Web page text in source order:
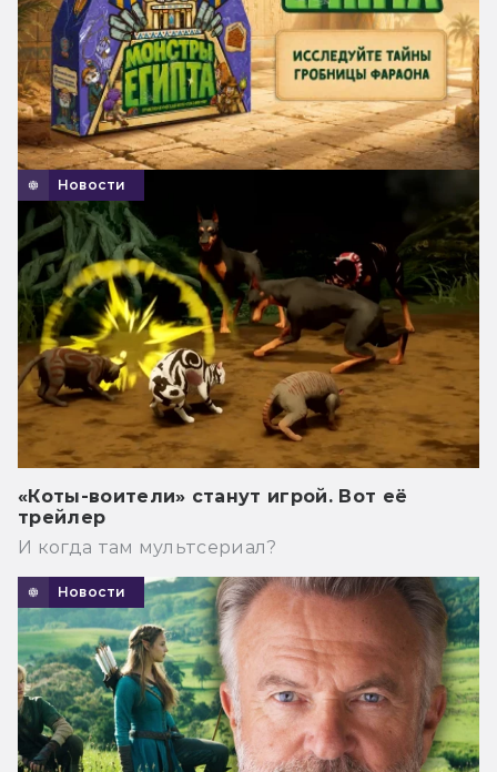
Новости
«Коты-воители» станут игрой. Вот её
трейлер
И когда там мультсериал?
Новости